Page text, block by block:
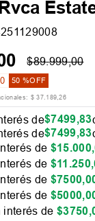
$89.999,00
50 %OFF
$ 37.189,26
de$7499,83
de$7499,83
de $15.000,
de $11 .250,
de $7500,
de $5000,
interés de$3750,